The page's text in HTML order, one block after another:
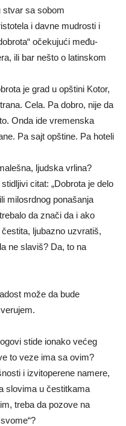
sa sobom
i davne mudrosti i
očekujući među-
ili bar nešto o latinskom
je grad u opštini Kotor,
Cela. Pa dobro, nije da
Onda ide vremenska
Pa sajt opštine. Pa hoteli
ljudska vrlina?
citat: „Dobrota je delo
milosrdnog ponašanja
da znači da i ako
ljubazno uzvratiš,
ne slaviš? Da, to na
može da bude
stide ionako većeg
to veze ima sa ovim?
i izvitoperene namere,
slovima u čestitkama
treba da pozove na